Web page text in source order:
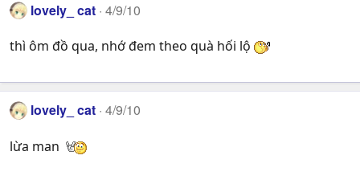
lovely_ cat 4/9/10
thì ôm đồ qua, nhớ đem theo quà hối lộ
lovely_ cat 4/9/10
lừa man